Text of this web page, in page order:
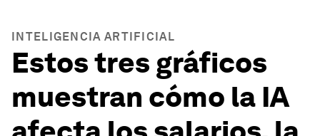
INTELIGENCIA ARTIFICIAL
Estos tres gráficos
muestran cómo la IA